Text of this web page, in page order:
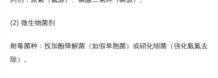
(2) 微生物菌剂
耐毒菌种：投加酚降解菌（如假单胞菌）或硝化细菌（强化氨氮去
除）。